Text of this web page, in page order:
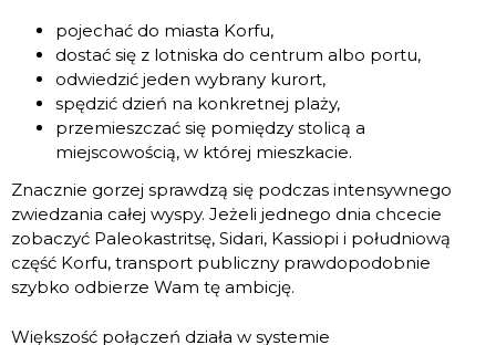
pojechać do miasta Korfu,
dostać się z lotniska do centrum albo portu,
odwiedzić jeden wybrany kurort,
spędzić dzień na konkretnej plaży,
przemieszczać się pomiędzy stolicą a
miejscowością, w której mieszkacie.
Znacznie gorzej sprawdzą się podczas intensywnego
zwiedzania całej wyspy. Jeżeli jednego dnia chcecie
zobaczyć Paleokastritsę, Sidari, Kassiopi i południową
część Korfu, transport publiczny prawdopodobnie
szybko odbierze Wam tę ambicję.
Większość połączeń działa w systemie